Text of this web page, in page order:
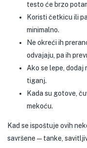
testo će brzo
Koristi četkicu ili
minimalno.
Ne okreći ih
odvajaju, pa ih
Ako se lepe, dodaj
tiganj.
Kada su gotove,
mekoću.
Kad se ispoštuje ovih
savršene — tanke,